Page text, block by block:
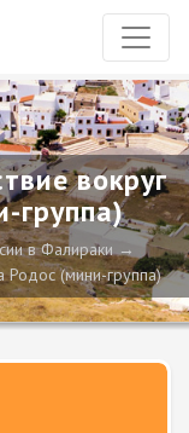
вокруг
группа)
в Фалираки
Родос (мини-группа)